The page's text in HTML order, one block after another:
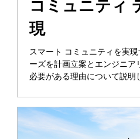
コミュニティ
現
スマート コミュニティを実
ーズを計画立案とエンジニア
必要がある理由について説明